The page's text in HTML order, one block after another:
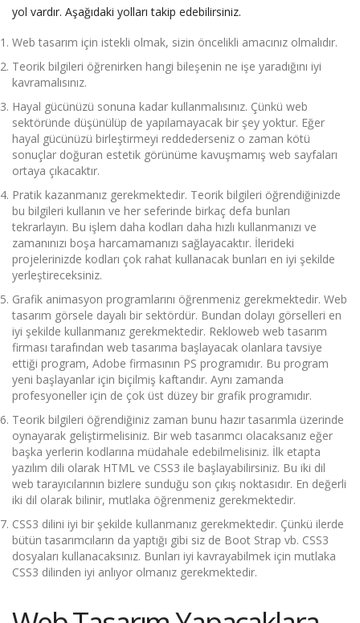
yol vardır. Aşağıdaki yolları takip edebilirsiniz.
Web tasarım için istekli olmak, sizin öncelikli amacınız olmalıdır.
Teorik bilgileri öğrenirken hangi bileşenin ne işe yaradığını iyi
kavramalısınız.
Hayal gücünüzü sonuna kadar kullanmalısınız. Çünkü web
sektöründe düşünülüp de yapılamayacak bir şey yoktur. Eğer
hayal gücünüzü birleştirmeyi reddederseniz o zaman kötü
sonuçlar doğuran estetik görünüme kavuşmamış web sayfaları
ortaya çıkacaktır.
Pratik kazanmanız gerekmektedir. Teorik bilgileri öğrendiğinizde
bu bilgileri kullanın ve her seferinde birkaç defa bunları
tekrarlayın. Bu işlem daha kodları daha hızlı kullanmanızı ve
zamanınızı boşa harcamamanızı sağlayacaktır. İlerideki
projelerinizde kodları çok rahat kullanacak bunları en iyi şekilde
yerleştireceksiniz.
Grafik animasyon programlarını öğrenmeniz gerekmektedir. Web
tasarım görsele dayalı bir sektördür. Bundan dolayı görselleri en
iyi şekilde kullanmanız gerekmektedir. Rekloweb web tasarım
firması tarafından web tasarıma başlayacak olanlara tavsiye
ettiği program, Adobe firmasının PS programıdır. Bu program
yeni başlayanlar için biçilmiş kaftandır. Aynı zamanda
profesyoneller için de çok üst düzey bir grafik programıdır.
Teorik bilgileri öğrendiğiniz zaman bunu hazır tasarımla üzerinde
oynayarak geliştirmelisiniz. Bir web tasarımcı olacaksanız eğer
başka yerlerin kodlarına müdahale edebilmelisiniz. İlk etapta
yazılım dili olarak HTML ve CSS3 ile başlayabilirsiniz. Bu iki dil
web tarayıcılarının bizlere sunduğu son çıkış noktasıdır. En değerli
iki dil olarak bilinir, mutlaka öğrenmeniz gerekmektedir.
CSS3 dilini iyi bir şekilde kullanmanız gerekmektedir. Çünkü ilerde
bütün tasarımcıların da yaptığı gibi siz de Boot Strap vb. CSS3
dosyaları kullanacaksınız. Bunları iyi kavrayabilmek için mutlaka
CSS3 dilinden iyi anlıyor olmanız gerekmektedir.